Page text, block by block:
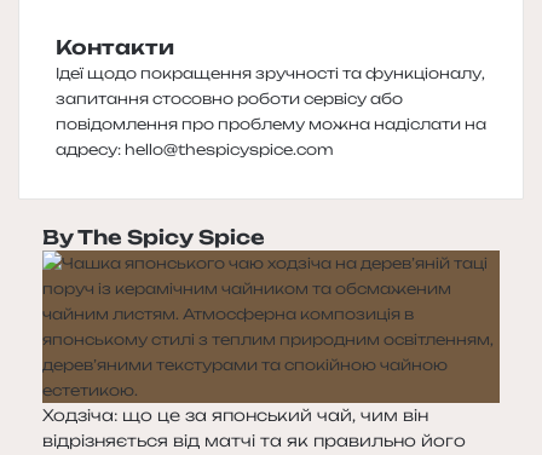
Контакти
Ідеї щодо покращення зручності та функціоналу,
запитання стосовно роботи сервісу або
повідомлення про проблему можна надіслати на
адресу: hello@thespicyspice.com
By The Spicy Spice
Ходзіча: що це за японський чай, чим він
відрізняється від матчі та як правильно його